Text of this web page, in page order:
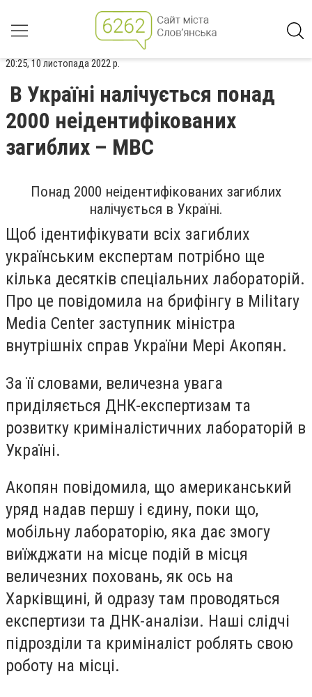
20:25, 10 листопада 2022 р.
В Україні налічується понад
2000 неідентифікованих
загиблих – МВС
Понад 2000 неідентифікованих загиблих
налічується в Україні.
Щоб ідентифікувати всіх загиблих
українським експертам потрібно ще
кілька десятків спеціальних лабораторій.
Про це повідомила на брифінгу в Military
Media Center заступник міністра
внутрішніх справ України Мері Акопян.
За її словами, величезна увага
приділяється ДНК-експертизам та
розвитку криміналістичних лабораторій в
Україні.
Акопян повідомила, що американський
уряд надав першу і єдину, поки що,
мобільну лабораторію, яка дає змогу
виїжджати на місце подій в місця
величезних поховань, як ось на
Харківщині, й одразу там проводяться
експертизи та ДНК-аналізи. Наші слідчі
підрозділи та криміналіст роблять свою
роботу на місці.